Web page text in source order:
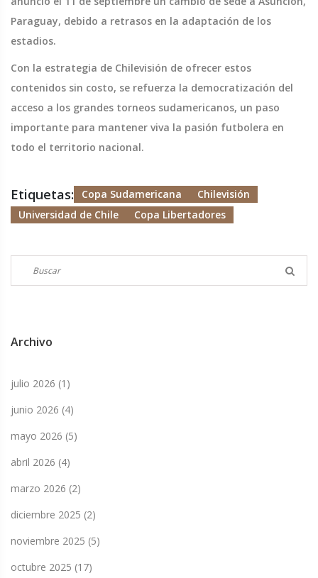
Paraguay, debido a retrasos en la adaptación de los
estadios.
Con la estrategia de Chilevisión de ofrecer estos
contenidos sin costo, se refuerza la democratización del
acceso a los grandes torneos sudamericanos, un paso
importante para mantener viva la pasión futbolera en
todo el territorio nacional.
Etiquetas: Copa Sudamericana
Chilevisión
Universidad de Chile
Copa Libertadores
Archivo
julio 2026 (1)
junio 2026 (4)
mayo 2026 (5)
abril 2026 (4)
marzo 2026 (2)
diciembre 2025 (2)
noviembre 2025 (5)
octubre 2025 (17)